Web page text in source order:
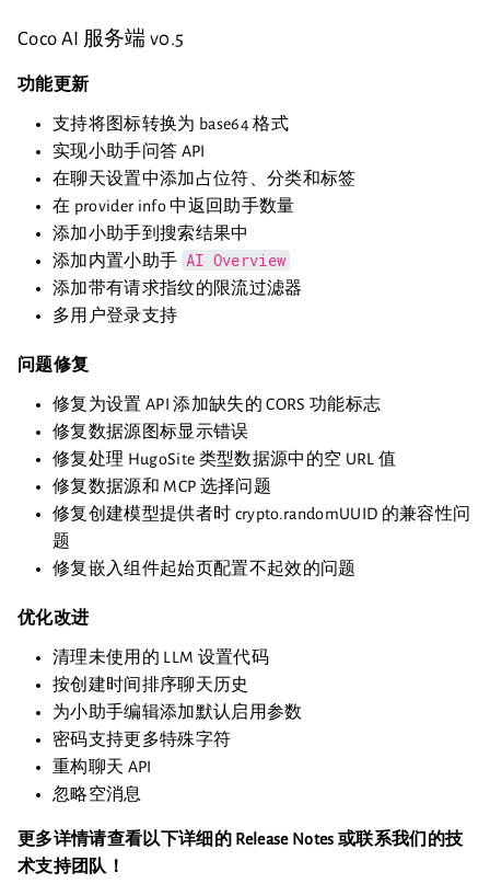
Coco AI 服务端 v0.5
功能更新
支持将图标转换为 base64 格式
实现小助手问答 API
在聊天设置中添加占位符、分类和标签
在 provider info 中返回助手数量
添加小助手到搜索结果中
添加内置小助手 AI Overview
添加带有请求指纹的限流过滤器
多用户登录支持
问题修复
修复为设置 API 添加缺失的 CORS 功能标志
修复数据源图标显示错误
修复处理 HugoSite 类型数据源中的空 URL 值
修复数据源和 MCP 选择问题
修复创建模型提供者时 crypto.randomUUID 的兼容性问
题
修复嵌入组件起始页配置不起效的问题
优化改进
清理未使用的 LLM 设置代码
按创建时间排序聊天历史
为小助手编辑添加默认启用参数
密码支持更多特殊字符
重构聊天 API
忽略空消息
更多详情请查看以下详细的 Release Notes 或联系我们的技
术支持团队！